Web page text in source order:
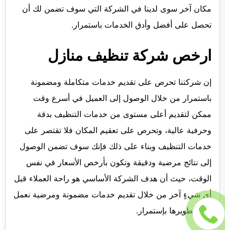
مكان آخر سوى لدينا في الشركة التي سوف تضمن لك أن
تحصل على أفضل وأدق الخدمات باستمرار.
ارخص شركة تنظيف منازل
إن شركتنا تحرص على تقديم خدمات متكاملة ومضمونة
باستمرار من خلال الوصول إلى العميل في أسرع وقت
ممكن لتقديم أعلى مستوى من خدمات التنظيف بدقة
وحرفية عالية، وتحرص على تعقيم المكان فلا تقتصر على
خدمات التنظيف وبناء على ذلك فإنك سوف تضمن الوصول
إلى نتائج مرضية ودقيقة وتكون بأرخص الأسعار في نفس
الوقت، حيث أن هدف الشركة الأساسي هو راحة العملاء قبل
أي شيءٍ آخر من خلال تقديم خدمات مضمونة ومرضية نعمل
على تطويرها بإستمرار.